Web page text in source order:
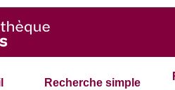
Recherche simple